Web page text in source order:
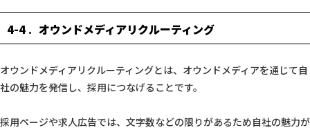
4-4 オウンドメディアリクルーティング
オウンドメディアリクルーティングとは、オウンドメディアを通じて自
社の魅力を発信し、採用につなげることです。
採用ページや求人広告では、文字数などの限りがあるため自社の魅力が